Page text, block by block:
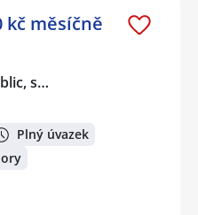
kč měsíčně
s…
Plný úvazek